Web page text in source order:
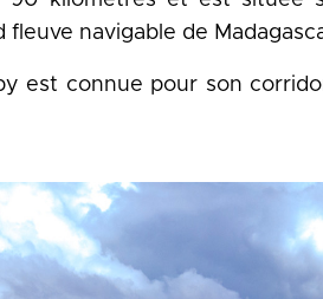
navigable de
est connue pour son